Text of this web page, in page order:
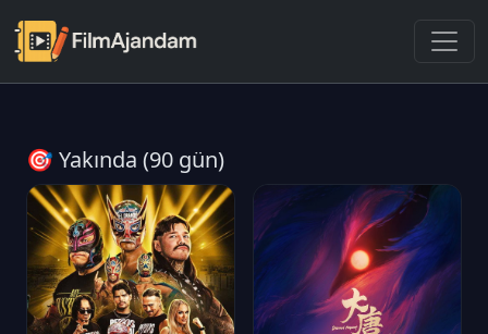
🎯 Yakında (90 gün)